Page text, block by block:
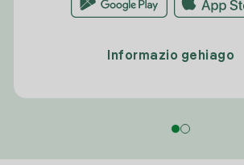
Informazio gehiago